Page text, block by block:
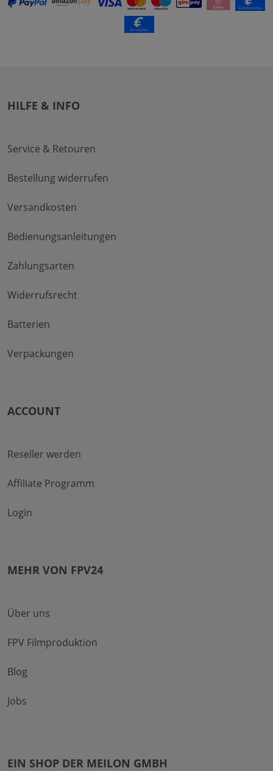
HILFE & INFO
Service & Retouren
Bestellung widerrufen
Versandkosten
Bedienungsanleitungen
Zahlungsarten
Widerrufsrecht
Batterien
Verpackungen
ACCOUNT
Reseller werden
Affiliate Programm
Login
MEHR VON FPV24
Über uns
FPV Filmproduktion
Blog
Jobs
EIN SHOP DER MEILON GMBH